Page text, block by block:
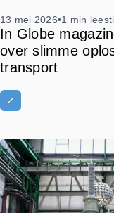
13 mei 2026•1 min
In Globe
over slimme
transport